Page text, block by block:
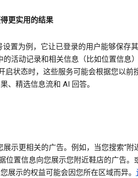
更实用的结果
设置为例，它让已登录的用户能够保存
活动记录和相关信息（比如位置信息
启状态时，这些服务可能会根据您以前
、精选信息流和 AI 回答。
示更相关的广告。例如，当您搜索“附
位置信息向您展示您附近鞋店的广告。
展示的权益可能会因您所在区域而异。